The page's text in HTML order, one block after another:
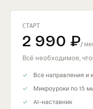
СТАРТ
2 990 ₽/
Всё необходимое,
Все направления и
Микроуроки по 15
AI-наставник